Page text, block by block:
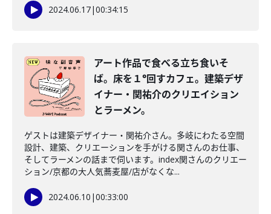
2024.06.17|00:34:15
アート作品で食べる立ち食いそ
ば。床を１°回すカフェ。建築デザ
イナー・関祐介のクリエイション
とラーメン。
ゲストは建築デザイナー・関祐介さん。多岐にわたる空間
設計、建築、クリエーションを手がける関さんのお仕事、
そしてラーメンの話まで伺います。index関さんのクリエー
ション/京都の大人気蕎麦屋/店がなくな...
2024.06.10 |00:33:00